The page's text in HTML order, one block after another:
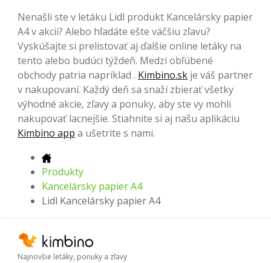
Nenašli ste v letáku Lidl produkt Kancelársky papier
A4 v akcii? Alebo hľadáte ešte väčšiu zľavu?
Vyskúšajte si prelistovať aj ďalšie online letáky na
tento alebo budúci týždeň. Medzi obľúbené
obchody patria napríklad . Kimbino.sk je váš partner
v nakupovaní. Každý deň sa snaží zbierať všetky
výhodné akcie, zľavy a ponuky, aby ste vy mohli
nakupovať lacnejšie. Stiahnite si aj našu aplikáciu
Kimbino app a ušetrite s nami.
Produkty
Kancelársky papier A4
Lidl Kancelársky papier A4
Najnovšie letáky, ponuky a zľavy